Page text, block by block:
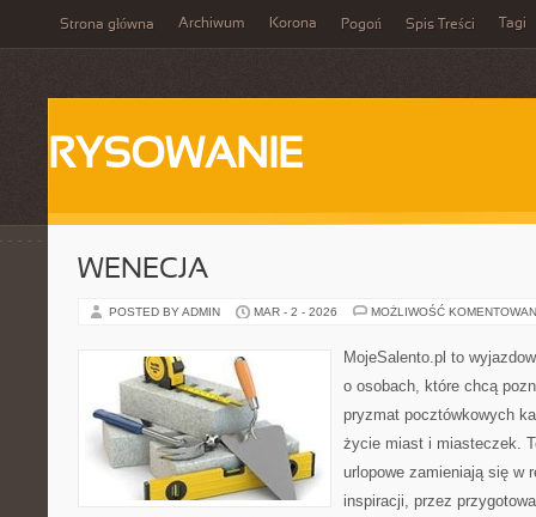
Strona główna Archiwum Korona Pogoń Spis Treści Tagi
RYSOWANIE
WENECJA
POSTED BY ADMIN MAR - 2 - 2026 MOŻLIWOŚĆ
MojeSalento.pl to
o osobach, które chcą
pryzmat pocztówkowych
życie miast i miasteczek.
urlopowe zamieniają się w
inspiracji, przez